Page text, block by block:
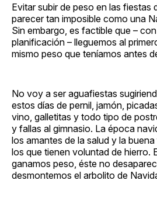
Evitar subir de peso en las fiestas
parecer tan imposible como una
Sin embargo, es factible que –
planificación – lleguemos al
mismo peso que teníamos antes
No voy a ser aguafiestas
estos días de pernil, jamón,
vino, galletitas y todo tipo de
y fallas al gimnasio. La época
los amantes de la salud y la
los que tienen voluntad de hierro.
ganamos peso, éste no
desmontemos el arbolito de